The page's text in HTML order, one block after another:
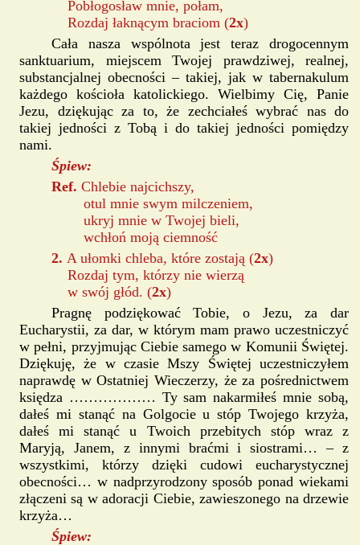
Pobłogosław mnie, połam,
Rozdaj łaknącym braciom (2x)
Cała nasza wspólnota jest teraz drogocennym
sanktuarium, miejscem Twojej prawdziwej, realnej,
substancjalnej obecności – takiej, jak w tabernakulum
każdego kościoła katolickiego. Wielbimy Cię, Panie
Jezu, dziękując za to, że zechciałeś wybrać nas do
takiej jedności z Tobą i do takiej jedności pomiędzy
nami.
Śpiew:
Ref. Chlebie najcichszy,
otul mnie swym milczeniem,
ukryj mnie w Twojej bieli,
wchłoń moją ciemność
2. A ułomki chleba, które zostają (2x)
Rozdaj tym, którzy nie wierzą
w swój głód. (2x)
Pragnę podziękować Tobie, o Jezu, za dar
Eucharystii, za dar, w którym mam prawo uczestniczyć
w pełni, przyjmując Ciebie samego w Komunii Świętej.
Dziękuję, że w czasie Mszy Świętej uczestniczyłem
naprawdę w Ostatniej Wieczerzy, że za pośrednictwem
księdza ……………… Ty sam nakarmiłeś mnie sobą,
dałeś mi stanąć na Golgocie u stóp Twojego krzyża,
dałeś mi stanąć u Twoich przebitych stóp wraz z
Maryją, Janem, z innymi braćmi i siostrami… – z
wszystkimi, którzy dzięki cudowi eucharystycznej
obecności… w nadprzyrodzony sposób ponad wiekami
złączeni są w adoracji Ciebie, zawieszonego na drzewie
krzyża…
Śpiew: